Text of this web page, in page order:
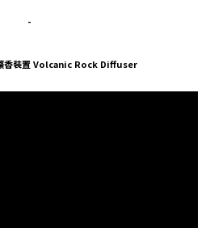
-
香裝置 Volcanic Rock Diffuser